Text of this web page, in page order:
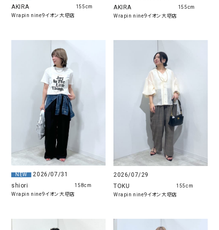
AKIRA
Wrapin nine9イオン大塔店
155cm
AKIRA
Wrapin nine9イオン大塔店
155cm
NEW
2026/07/31
shiori
Wrapin nine9イオン大塔店
158cm
2026/07/29
TOKU
Wrapin nine9イオン大塔店
155cm